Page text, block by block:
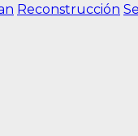
Reconstrucción